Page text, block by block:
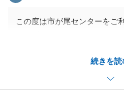
続きを読
この度は市が尾センターをご
で大変嬉しく存じます。
今後も不動産のことでお困り
お気軽にお申し付けください